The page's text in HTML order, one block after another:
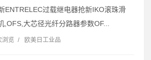
ENTRELEC过载继电器抢新IKO滚珠滑
,OFS,大芯径光纤分路器参数OF...
浏览 / 欧美日工业品